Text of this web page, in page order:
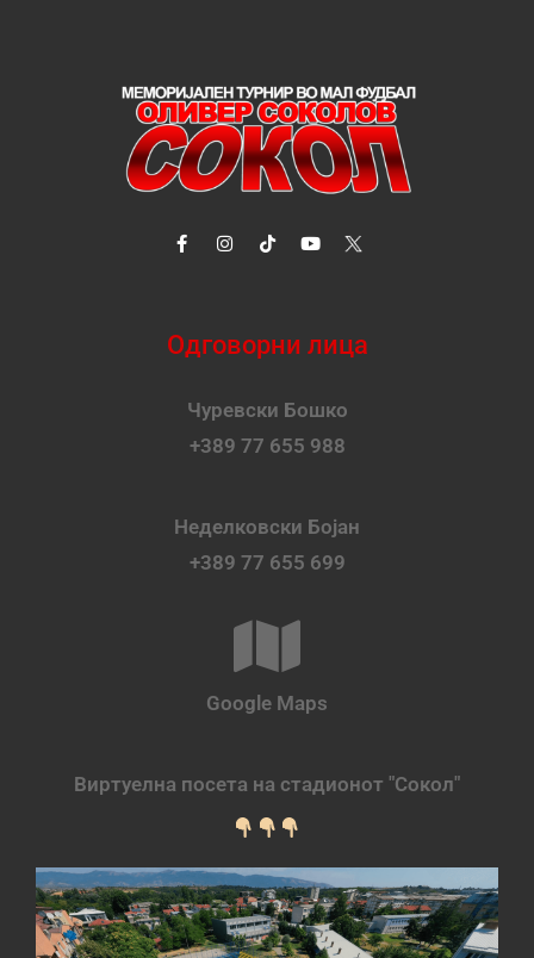
Одговорни лица
Чуревски Бошко
+389 77 655 988
Неделковски Бојан
+389 77 655 699
Google Maps
Виртуелна посета на стадионот "Сокол"